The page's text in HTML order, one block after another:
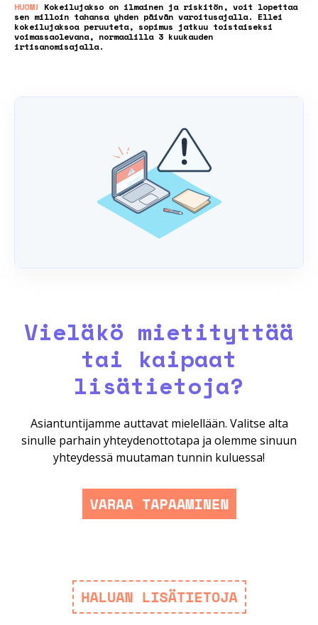
HUOM! Kokeilujakso on ilmainen ja riskitön, voit lopettaa
sen milloin tahansa yhden päivän varoitusajalla. Ellei
kokeilujaksoa peruuteta, sopimus jatkuu toistaiseksi
voimassaolevana, normaalilla 3 kuukauden
irtisanomisajalla.
Vieläkö mietityttää
tai kaipaat
lisätietoja?
Asiantuntijamme auttavat mielellään. Valitse alta
sinulle parhain yhteydenottotapa ja olemme sinuun
yhteydessä muutaman tunnin kuluessa!